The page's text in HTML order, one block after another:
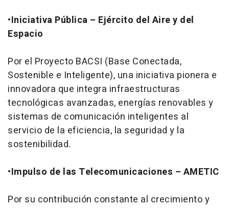
•Iniciativa Pública – Ejército del Aire y del
Espacio
Por el Proyecto BACSI (Base Conectada,
Sostenible e Inteligente), una iniciativa pionera e
innovadora que integra infraestructuras
tecnológicas avanzadas, energías renovables y
sistemas de comunicación inteligentes al
servicio de la eficiencia, la seguridad y la
sostenibilidad.
•Impulso de las Telecomunicaciones – AMETIC
Por su contribución constante al crecimiento y